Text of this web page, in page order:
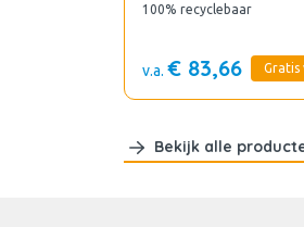
100% recyclebaar
Gratis
v.a. € 83,66
Bekijk alle